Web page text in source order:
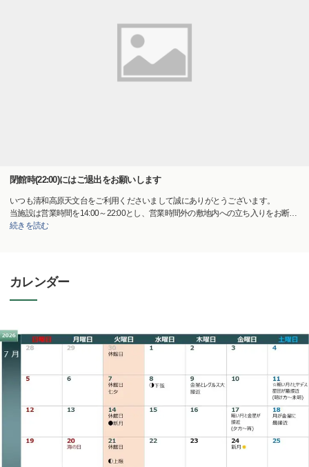
閉館時(22:00)にはご退出をお願いします
いつも清和高原天文台をご利用くださいまして誠にありがとうございます。
当施設は営業時間を14:00～22:00とし、営業時間外の敷地内への立ち入りをお断…
続きを読む
カレンダー